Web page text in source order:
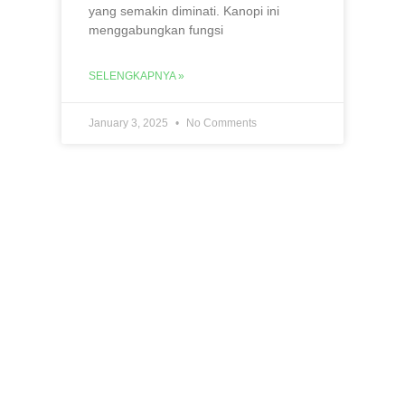
yang semakin diminati. Kanopi ini
menggabungkan fungsi
SELENGKAPNYA »
January 3, 2025 No Comments